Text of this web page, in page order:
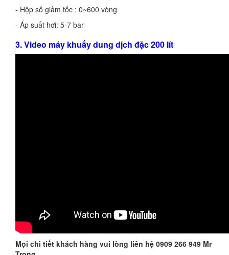
- Hộp số giảm tốc : 0~600 vòng
- Áp suất hơi: 5-7 bar
3. Video máy khuấy dung dịch đặc 200 lít
Mọi chi tiết khách hàng vui lòng liên hệ 0909 266 949 Mr